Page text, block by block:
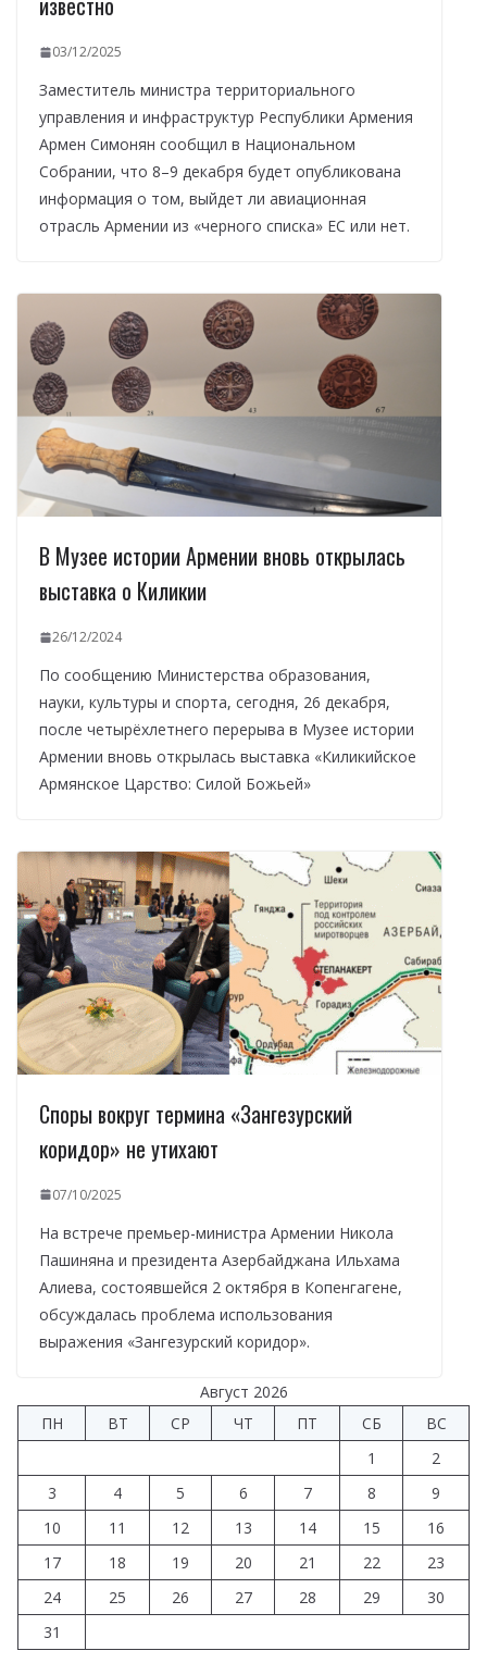
03/12/2025
Заместитель министра территориального
управления и инфраструктур Республики Армения
Армен Симонян сообщил в Национальном
Собрании, что 8–9 декабря будет опубликована
информация о том, выйдет ли авиационная
отрасль Армении из «черного списка» ЕС или нет.
В Музее истории Армении вновь открылась
выставка о Киликии
26/12/2024
По сообщению Министерства образования,
науки, культуры и спорта, сегодня, 26 декабря,
после четырёхлетнего перерыва в Музее истории
Армении вновь открылась выставка «Киликийское
Армянское Царство: Силой Божьей»
Споры вокруг термина «Зангезурский
коридор» не утихают
07/10/2025
На встрече премьер-министра Армении Никола
Пашиняна и президента Азербайджана Ильхама
Алиева, состоявшейся 2 октября в Копенгагене,
обсуждалась проблема использования
выражения «Зангезурский коридор».
Август 2026
ПН
ВТ СР ЧТ ПТ СБ
ВС
1
2
3
4 5 6 7 8
9
10
11 12 13 14 15
16
17
18 19 20 21 22
23
24
25 26 27 28 29
30
31